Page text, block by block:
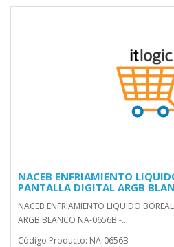
NACEB ENFRIAMIENTO
PANTALLA DIGITAL ARGB
NACEB ENFRIAMIENTO LIQUIDO
ARGB BLANCO NA-0656B -..
Código Producto: NA-0656B